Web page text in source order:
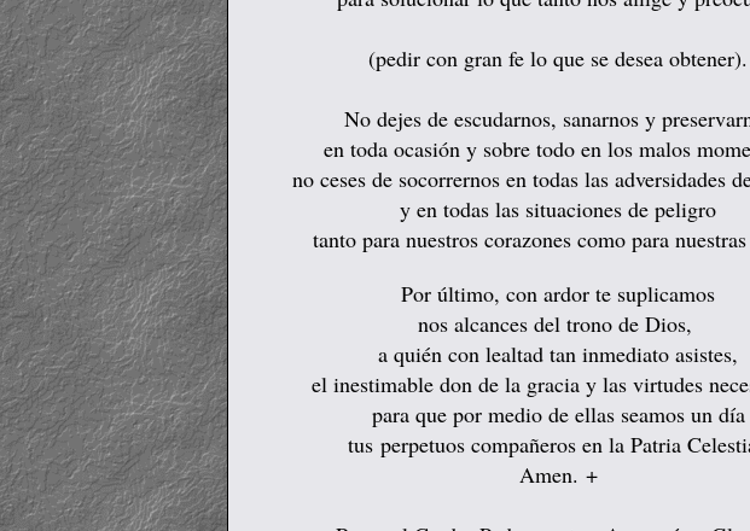
(pedir con gran fe lo que se desea obtener).
No dejes de escudarnos, sanarnos y
en toda ocasión y sobre todo en los malos
no ceses de socorrernos en todas las adversidades
y en todas las situaciones de peligro
tanto para nuestros corazones como para
Por último, con ardor te suplicamos
nos alcances del trono de Dios,
a quién con lealtad tan inmediato asistes,
el inestimable don de la gracia y las virtudes
para que por medio de ellas seamos un día
tus perpetuos compañeros en la Patria
Amen. +